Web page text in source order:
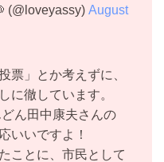
(@loveyassy) August
票」とか考えずに、
に徹しています。
ん田中康夫さんの
いいですよ！
ことに、市民として